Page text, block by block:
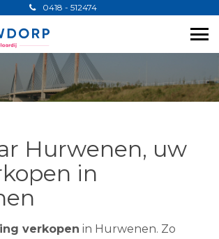
0418 - 512474
Hurwenen, uw
in
verkopen in Hurwenen. Zo